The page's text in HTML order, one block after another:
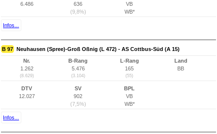
6.486
636
(9,8%)
VB
WB*
Infos...
B 97 Neuhausen (Spree)-Groß Oßnig (L 472) - AS Cottbus-Süd (A 15)
Nr.
1.262
(8.629)
B-Rang
5.476
(3.104)
L-Rang
165
(55)
Land
BB
DTV
12.027
SV
902
(7,5%)
BPL
VB
WB*
Infos...